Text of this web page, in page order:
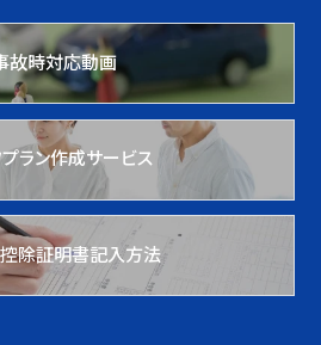
故時対応動画
プラン作成サービス
除証明書記入方法